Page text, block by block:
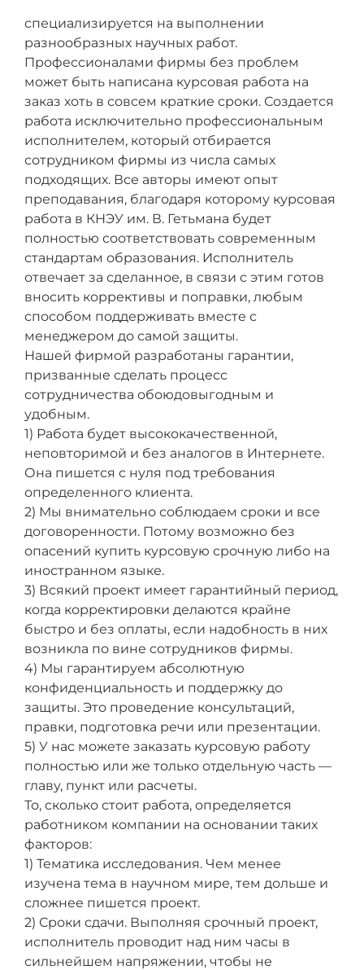
специализируется на выполнении
разнообразных научных работ.
Профессионалами фирмы без проблем
может быть написана курсовая работа на
заказ хоть в совсем краткие сроки. Создается
работа исключительно профессиональным
исполнителем, который отбирается
сотрудником фирмы из числа самых
подходящих. Все авторы имеют опыт
преподавания, благодаря которому курсовая
работа в КНЭУ им. В. Гетьмана будет
полностью соответствовать современным
стандартам образования. Исполнитель
отвечает за сделанное, в связи с этим готов
вносить коррективы и поправки, любым
способом поддерживать вместе с
менеджером до самой защиты.
Нашей фирмой разработаны гарантии,
призванные сделать процесс
сотрудничества обоюдовыгодным и
удобным.
1) Работа будет высококачественной,
неповторимой и без аналогов в Интернете.
Она пишется с нуля под требования
определенного клиента.
2) Мы внимательно соблюдаем сроки и все
договоренности. Потому возможно без
опасений купить курсовую срочную либо на
иностранном языке.
3) Всякий проект имеет гарантийный период,
когда корректировки делаются крайне
быстро и без оплаты, если надобность в них
возникла по вине сотрудников фирмы.
4) Мы гарантируем абсолютную
конфиденциальность и поддержку до
защиты. Это проведение консультаций,
правки, подготовка речи или презентации.
5) У нас можете заказать курсовую работу
полностью или же только отдельную часть —
главу, пункт или расчеты.
То, сколько стоит работа, определяется
работником компании на основании таких
факторов:
1) Тематика исследования. Чем менее
изучена тема в научном мире, тем дольше и
сложнее пишется проект.
2) Сроки сдачи. Выполняя срочный проект,
исполнитель проводит над ним часы в
сильнейшем напряжении, чтобы не